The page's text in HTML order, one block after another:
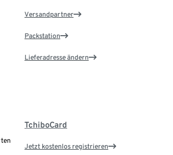
Versandpartner
Packstation
Lieferadresse ändern
TchiboCard
Jetzt kostenlos registrieren